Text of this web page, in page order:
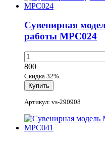
Сувенирная
работы МРС024
800
Скидка 32%
Артикул: vs-290908